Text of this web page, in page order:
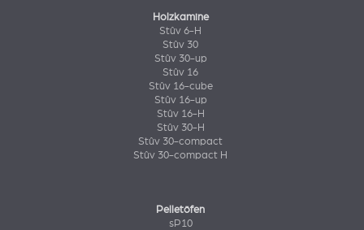
Holzkamine
Stûv 6-H
Stûv 30
Stûv 30-up
Stûv 16
Stûv 16-cube
Stûv 16-up
Stûv 16-H
Stûv 30-H
Stûv 30-compact
Stûv 30-compact H
Pelletöfen
sP10